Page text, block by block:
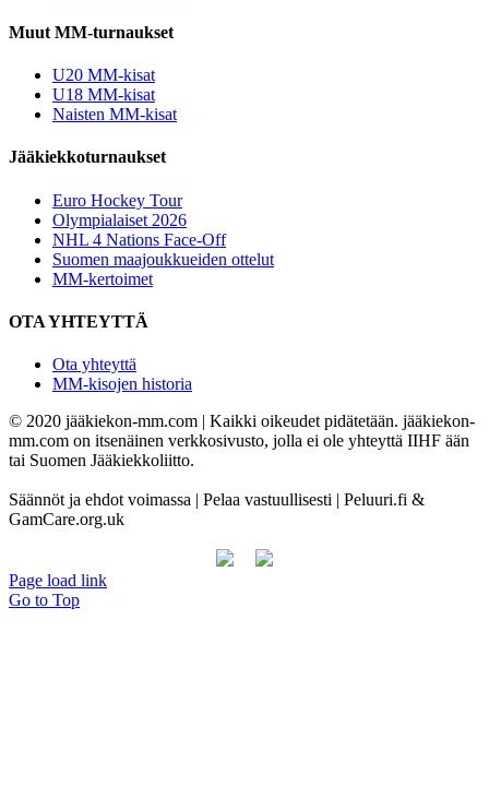
Muut MM-turnaukset
U20 MM-kisat
U18 MM-kisat
Naisten MM-kisat
Jääkiekkoturnaukset
Euro Hockey Tour
Olympialaiset 2026
NHL 4 Nations Face-Off
Suomen maajoukkueiden ottelut
MM-kertoimet
OTA YHTEYTTÄ
Ota yhteyttä
MM-kisojen historia
© 2020 jääkiekon-mm.com | Kaikki oikeudet pidätetään. jääkiekon-
mm.com on itsenäinen verkkosivusto, jolla ei ole yhteyttä IIHF ään
tai Suomen Jääkiekkoliitto.
Säännöt ja ehdot voimassa | Pelaa vastuullisesti | Peluuri.fi &
GamCare.org.uk
Page load link
Go to Top